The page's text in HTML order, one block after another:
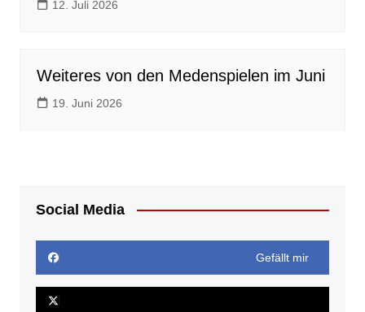
12. Juli 2026
Weiteres von den Medenspielen im Juni
19. Juni 2026
Social Media
Gefällt mir